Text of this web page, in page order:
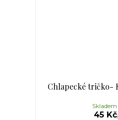
Chlapecké tričko-
45 Kč
Skladem